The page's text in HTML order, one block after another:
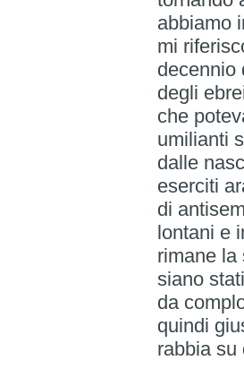
abbiamo
mi
decennio
degli
che
umilianti
dalle
eserciti
di
lontani e
rimane la
siano
da
quindi
rabbia su